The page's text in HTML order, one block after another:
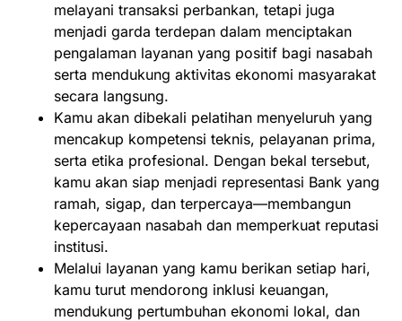
melayani transaksi perbankan, tetapi juga
menjadi garda terdepan dalam menciptakan
pengalaman layanan yang positif bagi nasabah
serta mendukung aktivitas ekonomi masyarakat
secara langsung.
Kamu akan dibekali pelatihan menyeluruh yang
mencakup kompetensi teknis, pelayanan prima,
serta etika profesional. Dengan bekal tersebut,
kamu akan siap menjadi representasi Bank yang
ramah, sigap, dan terpercaya—membangun
kepercayaan nasabah dan memperkuat reputasi
institusi.
Melalui layanan yang kamu berikan setiap hari,
kamu turut mendorong inklusi keuangan,
mendukung pertumbuhan ekonomi lokal, dan